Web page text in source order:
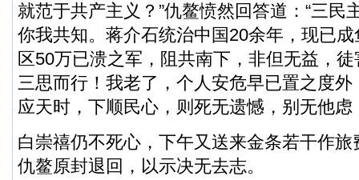
就范于共产主义？”仇鳌愤然回答道：“三民
你我共知。蒋介石统治中国20余年，现已
区50万已溃之军，阻共南下，非但无益，
三思而行！我老了，个人安危早已置之度
应天时，下顺民心，则死无遗憾，别无他虑
白崇禧仍不死心，下午又送来金条若干作
仇鳌原封退回，以示决无去志。